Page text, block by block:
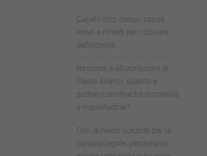
Capelli ricci crespi: cause,
errori e rimedi per ritrovare
definizione
Racconti e allucinazioni di
Paolo Avanzi: quanto è
sottile il confine tra normalità
e inquietudine?
Olio di neem solubile per la
canapa legale: perché può